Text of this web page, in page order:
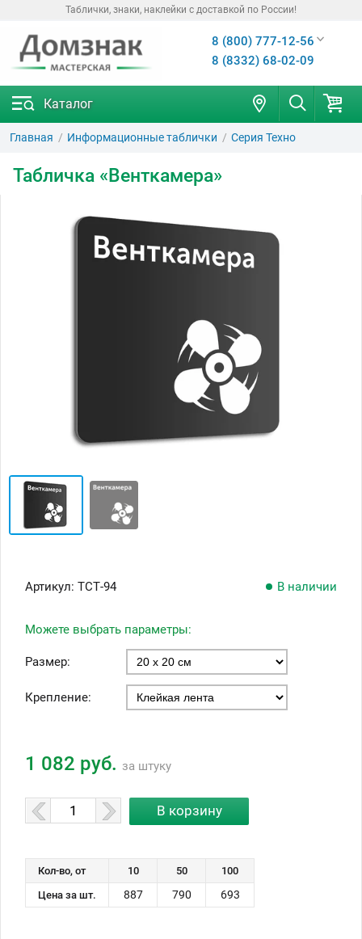
Таблички, знаки, наклейки с доставкой по России!
8 (800) 777-12-56
8 (8332) 68-02-09
Каталог
Главная Информационные таблички Серия Техно
Табличка «Венткамера»
Артикул: ТСТ-94 В наличии
Можете выбрать параметры:
Размер:
Крепление:
1 082 руб. за штуку
Кол-во, от 10 50
100
Цена за шт.
887 790 693